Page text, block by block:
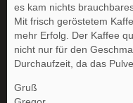
es kam nichts
Mit frisch geröstetem
mehr Erfolg. Der Kaffee
nicht nur für den
Durchaufzeit, da das
Gruß